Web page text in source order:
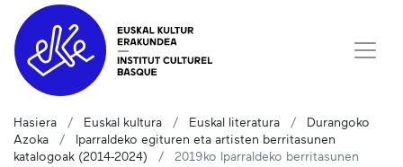
Hasiera Euskal kultura Euskal literatura
Durangoko
Azoka
Iparraldeko egituren eta artisten berritasunen
katalogoak (2014-2024)
2019ko Iparraldeko berritasunen